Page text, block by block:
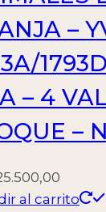
–
– 4
–
al carrito